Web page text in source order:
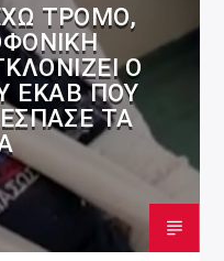
ΤΡΌΜΟ,
Ο
ΕΚΑΒ ΠΟΥ
ΤΑ